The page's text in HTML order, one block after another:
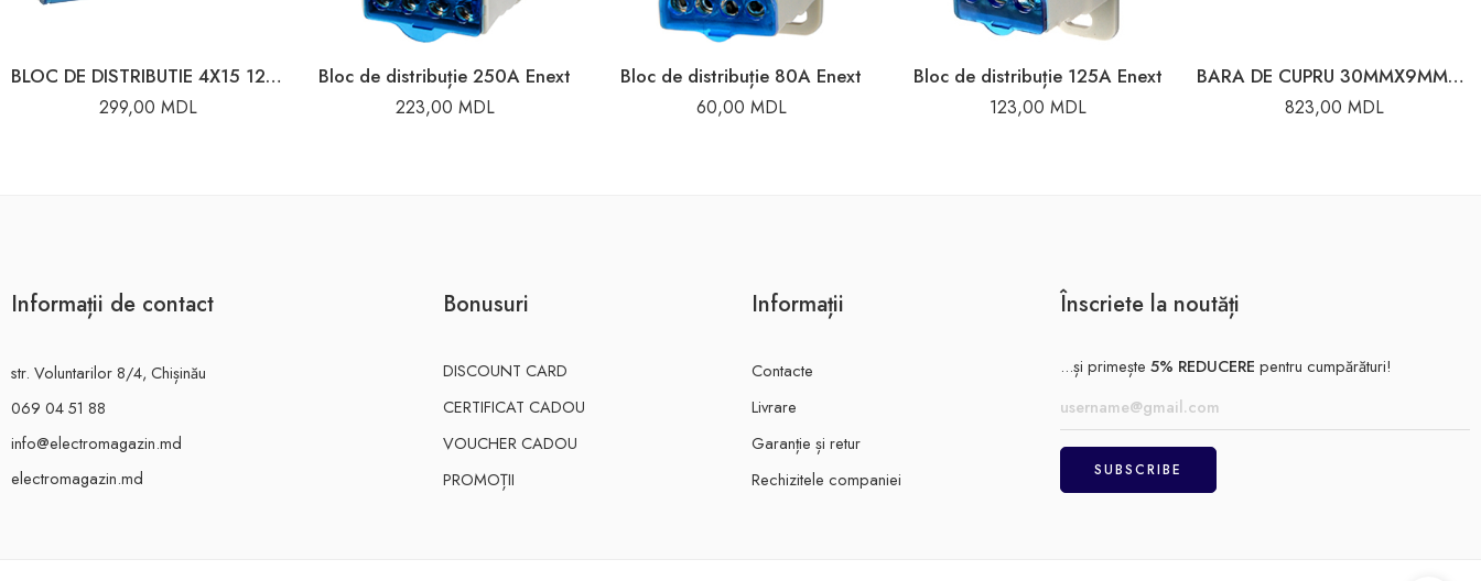
BLOC DE DISTRIBUTIE 4X15 125A 3L+PEN
299,00 MDL
Bloc de distribuție 250A Enext
223,00 MDL
Bloc de distribuție 80A Enext
60,00 MDL
Bloc de distribuție 125A Enext
123,00 MDL
BARA DE CUPRU 30MMX9MMX4.0M 475A
823,00 MDL
Informații de contact
str. Voluntarilor 8/4, Chișinău
069 04 51 88
info@electromagazin.md
electromagazin.md
Bonusuri
DISCOUNT CARD
CERTIFICAT CADOU
VOUCHER CADOU
PROMOȚII
Informații
Contacte
Livrare
Garanție și retur
Rechizitele companiei
Înscriete la noutăți
...și primește 5% REDUCERE pentru cumpărături!